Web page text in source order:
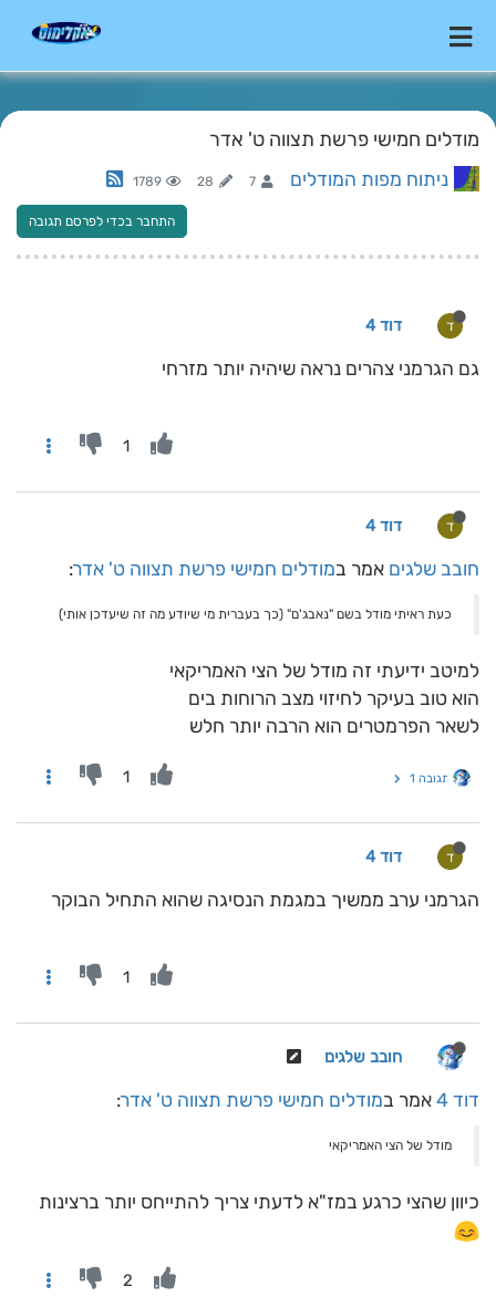
מודלים חמישי פרשת תצווה ט' אדר
ניתוח מפות המודלים 7
28
1789
התחבר בכדי לפרסם תגובה
ד דוד 4
גם הגרמני צהרים נראה שיהיה יותר מזרחי
1
ד דוד 4
חובב שלגים אמר במודלים חמישי פרשת תצווה ט' אדר:
כעת ראיתי מודל בשם "נאבג'ם" (כך בעברית מי שיודע מה זה שיעדכן אותי)
למיטב ידיעתי זה מודל של הצי האמריקאי
הוא טוב בעיקר לחיזוי מצב הרוחות בים
לשאר הפרמטרים הוא הרבה יותר חלש
תגובה 1 1
ד דוד 4
הגרמני ערב ממשיך במגמת הנסיגה שהוא התחיל הבוקר
1
חובב שלגים
דוד 4 אמר במודלים חמישי פרשת תצווה ט' אדר:
מודל של הצי האמריקאי
כיוון שהצי כרגע במז"א לדעתי צריך להתייחס יותר ברצינות
2